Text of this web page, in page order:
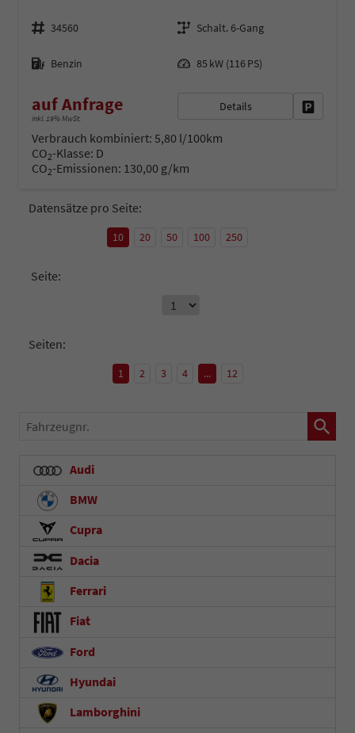
Fahrzeugnr.
34560
Getriebe
Schalt. 6-Gang
Kraftstoff
Benzin 85 kW (116 PS)
auf Anfrage
inkl. 19% MwSt.
Details
Verbrauch kombiniert: 5,80 l/100km
CO2-Klasse: D
CO2-Emissionen: 130,00 g/km
Datensätze pro Seite:
10 20 50 100 250
Seite:
Seiten:
1 2 3 4 ... 12
Fahrzeugnr.
Audi
BMW
Cupra
Dacia
Ferrari
Fiat
Ford
Hyundai
Lamborghini